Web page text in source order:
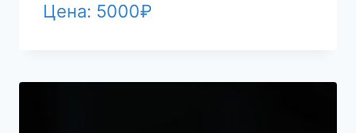
Цена: 5000₽